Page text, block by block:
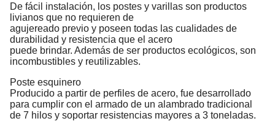
De fácil instalación, los postes y varillas son productos
livianos que no requieren de
agujereado previo y poseen todas las cualidades de
durabilidad y resistencia que el acero
puede brindar. Además de ser productos ecológicos, son
incombustibles y reutilizables.
Poste esquinero
Producido a partir de perfiles de acero, fue desarrollado
para cumplir con el armado de un alambrado tradicional
de 7 hilos y soportar resistencias mayores a 3 toneladas.